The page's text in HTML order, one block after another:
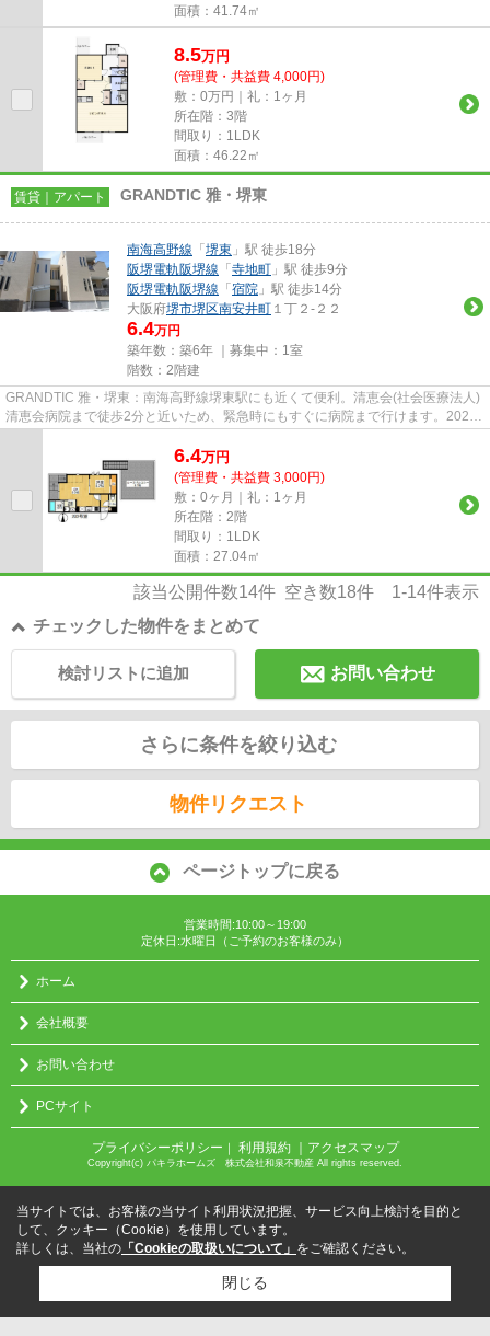
面積：41.74㎡
8.5万円
(管理費・共益費 4,000円)
敷：0万円｜礼：1ヶ月
所在階：3階
間取り：1LDK
面積：46.22㎡
賃貸｜アパート GRANDTIC 雅・堺東
南海高野線 「 堺東 」駅 徒歩18分
阪堺電軌阪堺線 「 寺地町 」駅 徒歩9分
阪堺電軌阪堺線 「 宿院 」駅 徒歩14分
大阪府堺市堺区南安井町 １丁２-２２
6.4万円
築年数：築6年 ｜募集中： 1室
階数：2階建
GRANDTIC 雅・堺東：南海高野線堺東駅にも近くて便利。清恵会(社会医療法人)
清恵会病院まで徒歩2分と近いため、緊急時にもすぐに病院まで行けます。2020
6.4万円
(管理費・共益費 3,000円)
敷：0ヶ月｜礼：1ヶ月
所在階：2階
間取り：1LDK
面積：27.04㎡
該当公開件数14件 空き数18件 1-14件表示
チェックした物件をまとめて
お問い合わせ
検討リストに追加
さらに条件を絞り込む
物件リクエスト
ページトップに戻る
営業時間:10:00～19:00
定休日:水曜日（ご予約のお客様のみ）
ホーム
会社概要
お問い合わせ
PCサイト
プライバシーポリシー ｜ 利用規約 ｜アクセスマップ
Copyright(c) パキラホームズ 株式会社和泉不動産 All rights reserved.
当サイトでは、お客様の当サイト利用状況把握、サービス向上検討を目的と
して、クッキー（Cookie）を使用しています。
詳しくは、当社の 「Cookieの取扱いについて」 をご確認ください。
閉じる